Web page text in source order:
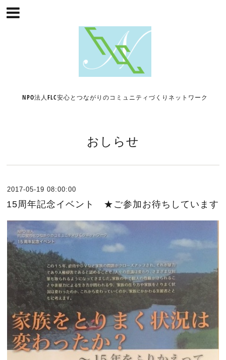
NPO法人FLC安心とつながりのコミュニティづくりネットワーク
おしらせ
2017-05-19 08:00:00
15周年記念イベント ★ご参加お待ちしています